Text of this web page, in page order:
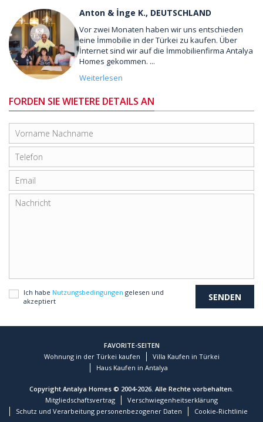
Anton & İnge K., DEUTSCHLAND
Vor zwei Monaten haben wir uns entschieden
eine İmmobilie in der Türkei zu kaufen. Über
İnternet sind wir auf die İmmobilienfirma Antalya
Homes gekommen. ...
Weiterlesen
FORDEN SIE WIETERE DETAILS AN
Ich habe Nutzungsbedingungen gelesen und
akzeptiert
FAVORITE-SEITEN
Wohnung in der Türkei kaufen
Villa Kaufen in Türkei
Haus Kaufen in Antalya
Copyright Antalya Homes © 2004-2026. Alle Rechte vorbehalten.
Mitgliedschaftsvertrag
Verschwiegenheitserklärung
Schutz und Verarbeitung personenbezogener Daten
Cookie-Richtlinie